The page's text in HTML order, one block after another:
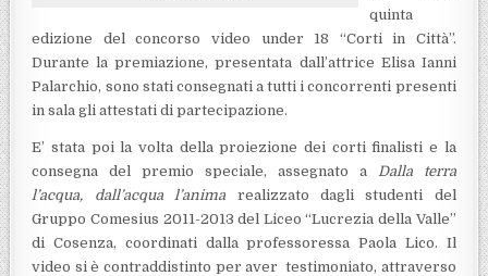
quinta
edizione del concorso video under 18 “Corti in Città”.
Durante la premiazione, presentata dall’attrice Elisa Ianni
Palarchio, sono stati consegnati a tutti i concorrenti presenti
in sala gli attestati di partecipazione.
E’ stata poi la volta della proiezione dei corti finalisti e la
consegna del premio speciale, assegnato a
Dalla terra
l’acqua, dall’acqua l’anima realizzato dagli studenti del
Gruppo Comesius 2011-2013 del Liceo “Lucrezia della Valle”
di Cosenza, coordinati dalla professoressa Paola Lico. Il
video si è contraddistinto per aver testimoniato, attraverso